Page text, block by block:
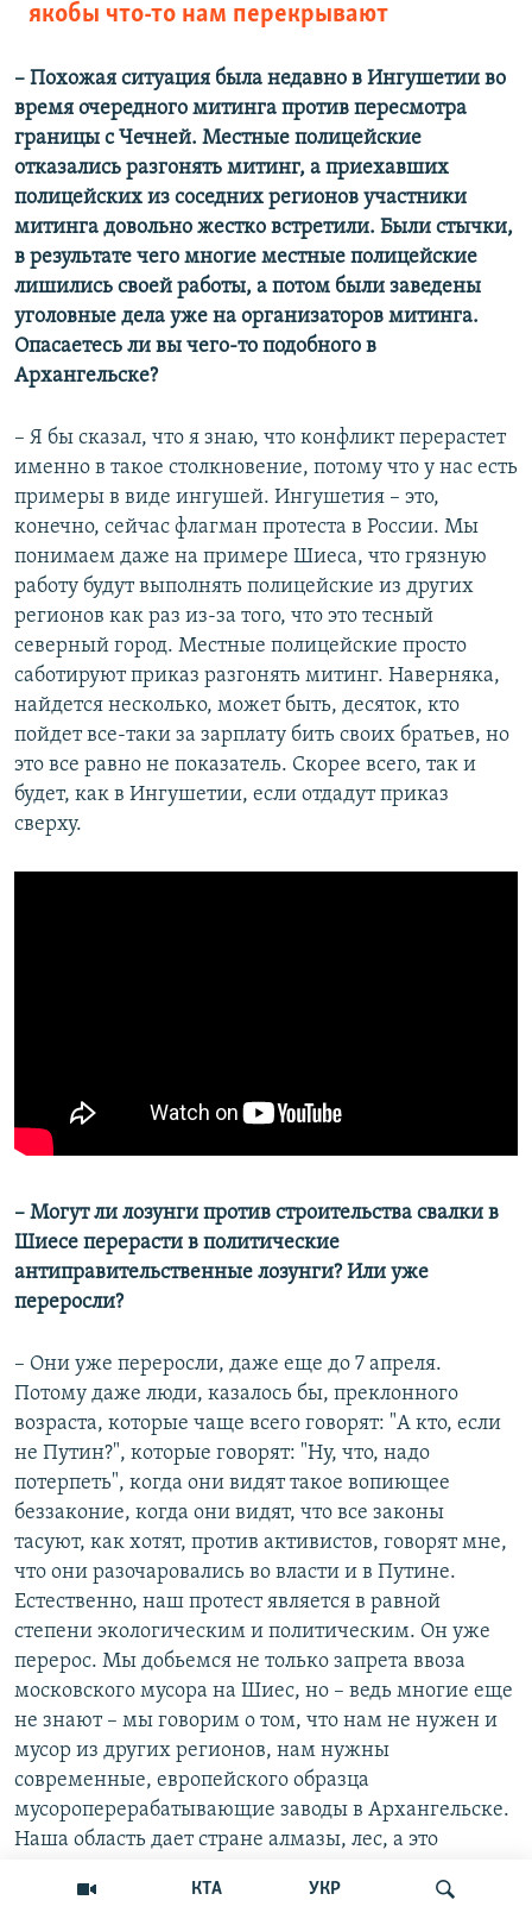
КТА УКР
якобы что-то нам перекрывают
– Похожая ситуация была недавно в Ингушетии во
время очередного митинга против пересмотра
границы с Чечней. Местные полицейские
отказались разгонять митинг, а приехавших
полицейских из соседних регионов участники
митинга довольно жестко встретили. Были стычки,
в результате чего многие местные полицейские
лишились своей работы, а потом были заведены
уголовные дела уже на организаторов митинга.
Опасаетесь ли вы чего-то подобного в
Архангельске?
– Я бы сказал, что я знаю, что конфликт перерастет
именно в такое столкновение, потому что у нас есть
примеры в виде ингушей. Ингушетия – это,
конечно, сейчас флагман протеста в России. Мы
понимаем даже на примере Шиеса, что грязную
работу будут выполнять полицейские из других
регионов как раз из-за того, что это тесный
северный город. Местные полицейские просто
саботируют приказ разгонять митинг. Наверняка,
найдется несколько, может быть, десяток, кто
пойдет все-таки за зарплату бить своих братьев, но
это все равно не показатель. Скорее всего, так и
будет, как в Ингушетии, если отдадут приказ
сверху.
– Могут ли лозунги против строительства свалки в
Шиесе перерасти в политические
антиправительственные лозунги? Или уже
переросли?
– Они уже переросли, даже еще до 7 апреля.
Потому даже люди, казалось бы, преклонного
возраста, которые чаще всего говорят: "А кто, если
не Путин?", которые говорят: "Ну, что, надо
потерпеть", когда они видят такое вопиющее
беззаконие, когда они видят, что все законы
тасуют, как хотят, против активистов, говорят мне,
что они разочаровались во власти и в Путине.
Естественно, наш протест является в равной
степени экологическим и политическим. Он уже
перерос. Мы добьемся не только запрета ввоза
московского мусора на Шиес, но – ведь многие еще
не знают – мы говорим о том, что нам не нужен и
мусор из других регионов, нам нужны
современные, европейского образца
мусороперерабатывающие заводы в Архангельске.
Наша область дает стране алмазы, лес, а это
области, ощущаем себя как колония, пожалуй,